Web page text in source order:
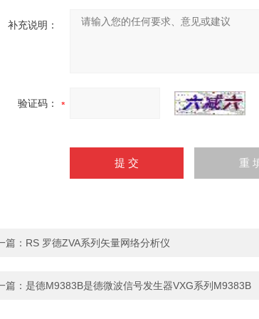
补充说明：
验证码：
篇： RS 罗德ZVA系列矢量网络分析仪
篇： 是德M9383B是德微波信号发生器VXG系列M9383B